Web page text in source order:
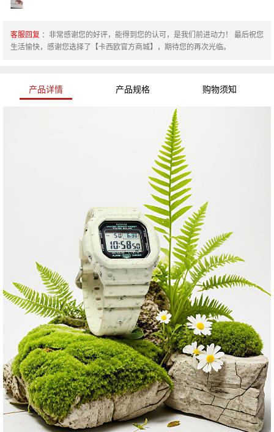
客服回复 ：非常感谢您的好评，能得到您的认可，是我们前进动力！ 最后祝您
生活愉快，感谢您选择了【卡西欧官方商城】，期待您的再次光临。
产品详情 产品规格 购物须知